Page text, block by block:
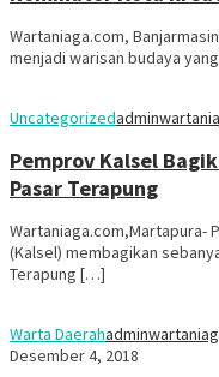
Wartaniaga.com,
menjadi warisan budaya
Uncategorized
Pemprov Kalsel
Pasar Terapung
Wartaniaga.com,Martapura-
(Kalsel) membagikan
Terapung […]
Warta Daerah
Desember 4, 2018